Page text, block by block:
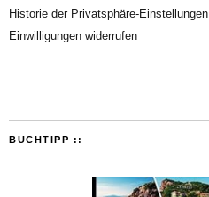
Historie der Privatsphäre-Einstellungen
Einwilligungen widerrufen
BUCHTIPP ::